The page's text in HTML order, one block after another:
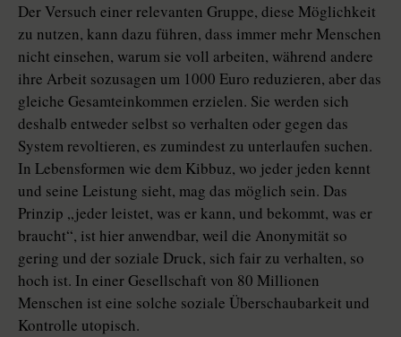
Der Versuch einer relevanten Gruppe, diese Möglichkeit
zu nutzen, kann dazu führen, dass immer mehr Menschen
nicht einsehen, warum sie voll arbeiten, während andere
ihre Arbeit sozusagen um 1000 Euro reduzieren, aber das
gleiche Gesamteinkommen erzielen. Sie werden sich
deshalb entweder selbst so verhalten oder gegen das
System revoltieren, es zumindest zu unterlaufen suchen.
In Lebensformen wie dem Kibbuz, wo jeder jeden kennt
und seine Leistung sieht, mag das möglich sein. Das
Prinzip „jeder leistet, was er kann, und bekommt, was er
braucht“, ist hier anwendbar, weil die Anonymität so
gering und der soziale Druck, sich fair zu verhalten, so
hoch ist. In einer Gesellschaft von 80 Millionen
Menschen ist eine solche soziale Überschaubarkeit und
Kontrolle utopisch.